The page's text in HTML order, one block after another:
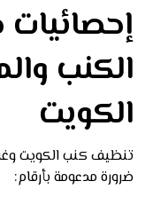
الكنب
الكويت
تنظيف كنب الكويت
ضرورة مدعومة بأرقام: